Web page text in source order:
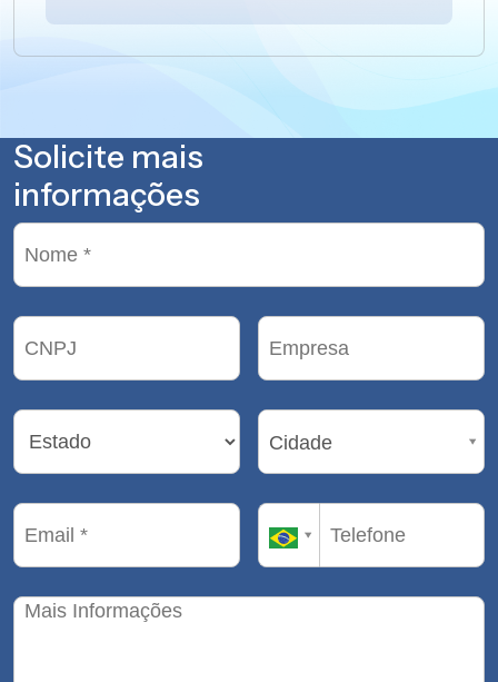
Solicite mais
informações
Cidade